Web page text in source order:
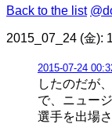
Back to the list
2015_07_24 (金):
2015-07-24
したのだが
で、ニュー
選手を出場